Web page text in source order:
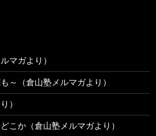
マガより）
～（倉山塾メルマガより）
）
こか（倉山塾メルマガより）